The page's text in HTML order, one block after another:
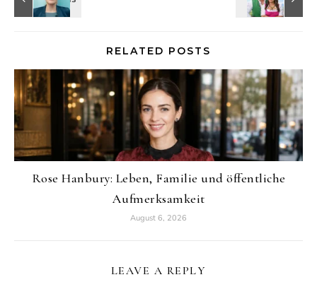
RELATED POSTS
Rose Hanbury: Leben, Familie und öffentliche
Aufmerksamkeit
August 6, 2026
LEAVE A REPLY